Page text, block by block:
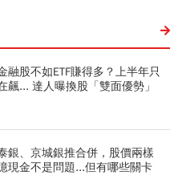
融股不如ETF賺得多？上半年只
飆... 達人曝換股「雙面優勢」
銀、京城銀推合併，股價兩樣
現金不是問題...但有哪些關卡